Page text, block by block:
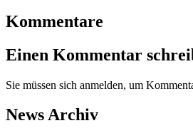
Kommentare
Einen Kommentar
Sie müssen sich anmelden, um
News Archiv